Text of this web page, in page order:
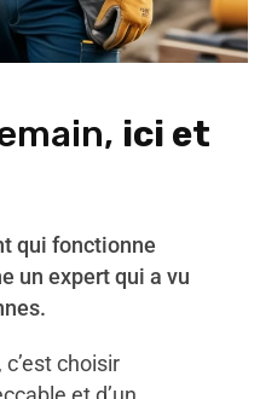
ici et
qui fonctionne
un expert qui a vu
choisir